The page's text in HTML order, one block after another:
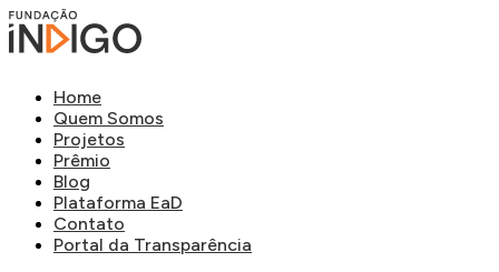
Home
Quem Somos
Projetos
Prêmio
Blog
Plataforma EaD
Contato
Portal da Transparência